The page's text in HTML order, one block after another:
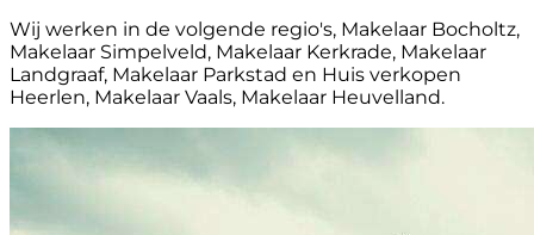
Wij werken in de volgende regio's, Makelaar Bocholtz,
Makelaar Simpelveld, Makelaar Kerkrade, Makelaar
Landgraaf, Makelaar Parkstad en Huis verkopen
Heerlen, Makelaar Vaals, Makelaar Heuvelland.